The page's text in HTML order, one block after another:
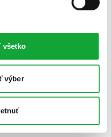
všetko
výber